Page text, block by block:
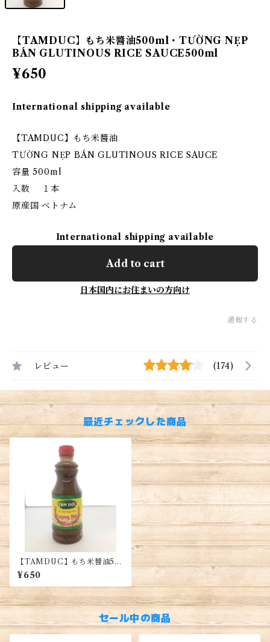
【TAMDUC】もち米醬油500ml・TƯỜNG NẸP
BÁN GLUTINOUS RICE SAUCE500ml
¥650
International shipping available
【TAMDUC】もち米醬油
TƯỜNG NẸP BÁN GLUTINOUS RICE SAUCE
容量 500ml
入数 １本
原産国 ベトナム
International shipping available
Add to cart
日本国内にお住まいの方向け
通報する
レビュー (174)
最近チェックした商品
【TAMDUC】もち米醬油50
0ml・TƯỜNG NẸP BÁN G
LUTINOUS RICE SAUCE5
00ml
¥650
セール中の商品